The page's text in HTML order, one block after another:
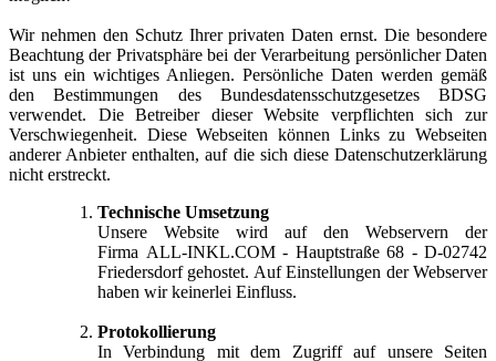
Wir nehmen den Schutz Ihrer privaten Daten ernst. Die besondere
Beachtung der Privatsphäre bei der Verarbeitung persönlicher Daten
ist uns ein wichtiges Anliegen. Persönliche Daten werden gemäß
den Bestimmungen des Bundesdatensschutzgesetzes BDSG
verwendet. Die Betreiber dieser Website verpflichten sich zur
Verschwiegenheit. Diese Webseiten können Links zu Webseiten
anderer Anbieter enthalten, auf die sich diese Datenschutzerklärung
nicht erstreckt.
Technische Umsetzung
Unsere Website wird auf den Webservern der
Firma ALL-INKL.COM - Hauptstraße 68 - D-02742
Friedersdorfgehostet. Auf Einstellungen der Webserver
haben wir keinerlei Einfluss.
Protokollierung
In Verbindung mit dem Zugriff auf unsere Seiten